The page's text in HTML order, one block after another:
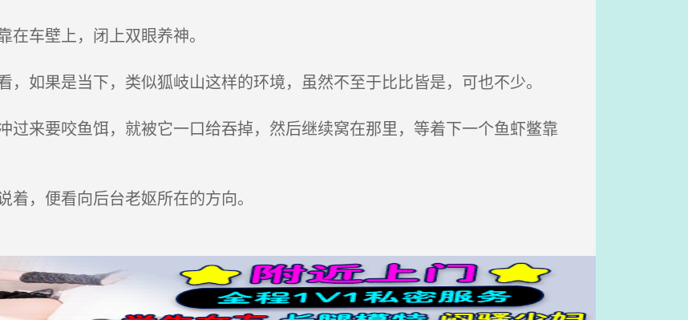
车壁上，闭上双眼养神。
如果是当下，类似狐岐山这样的环境，虽然不至于比比皆是，可也不少。
来要咬鱼饵，就被它一口给吞掉，然后继续窝在那里，等着下一个鱼虾鳖靠
，便看向后台老妪所在的方向。